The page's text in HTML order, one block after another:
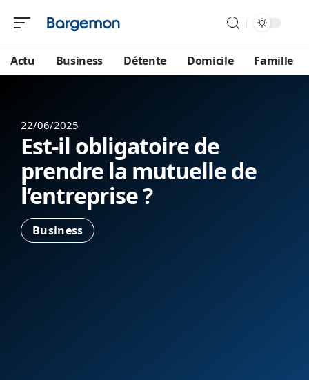
Actu Business Détente Domicile Famille
22/06/2025
Est-il obligatoire de
prendre la mutuelle de
l’entreprise ?
Business